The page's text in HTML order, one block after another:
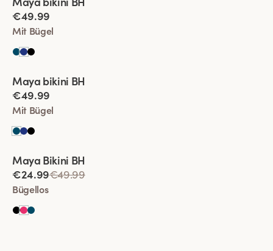
€49.99
Mit Bügel
Viewing image 1 of 2
Mixen und kombinieren
Maya bikini BH
€49.99
Mit Bügel
Viewing image 1 of 2
Mixen und kombinieren
Maya Bikini BH
€24.99€49.99
Bügellos